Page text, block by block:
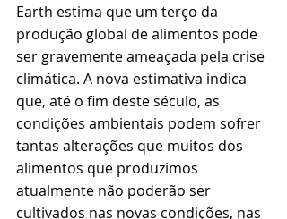
Earth estima que um terço da
produção global de alimentos pode
ser gravemente ameaçada pela crise
climática. A nova estimativa indica
que, até o fim deste século, as
condições ambientais podem sofrer
tantas alterações que muitos dos
alimentos que produzimos
atualmente não poderão ser
cultivados nas novas condições, nas